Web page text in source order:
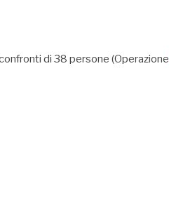
di 38 persone (Operazione